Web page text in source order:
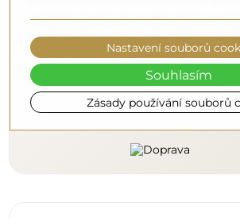
můžeme zaručit, že zrcadlo dorazí v
bez dodatečných nákladů. I když si
velkých rozměrů, můžete počítat s
Podívejte se, jak balíme naše zrcadla.
Zásady používání souborů
Nastavení souborů
Souhlasím